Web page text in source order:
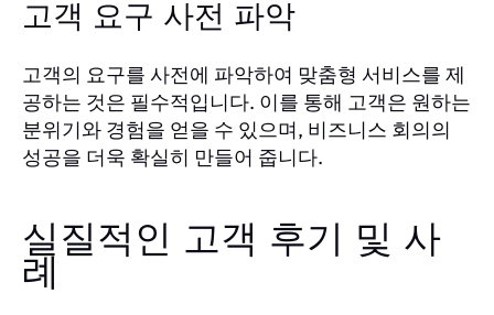
고객 요구 사전 파악
고객의 요구를 사전에 파악하여 맞춤형 서비스를 제
공하는 것은 필수적입니다. 이를 통해 고객은 원하는
분위기와 경험을 얻을 수 있으며, 비즈니스 회의의
성공을 더욱 확실히 만들어 줍니다.
실질적인 고객 후기 및 사
례